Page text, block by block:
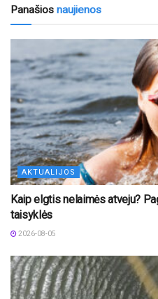
Panašios naujienos
AKTUALIJOS
Kaip elgtis nelaimės atveju?
taisyklės
2026-08-05